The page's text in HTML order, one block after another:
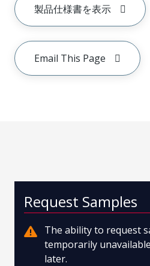
製品仕様書を表示
Email This Page
Request Samples
The ability to request
temporarily
later.